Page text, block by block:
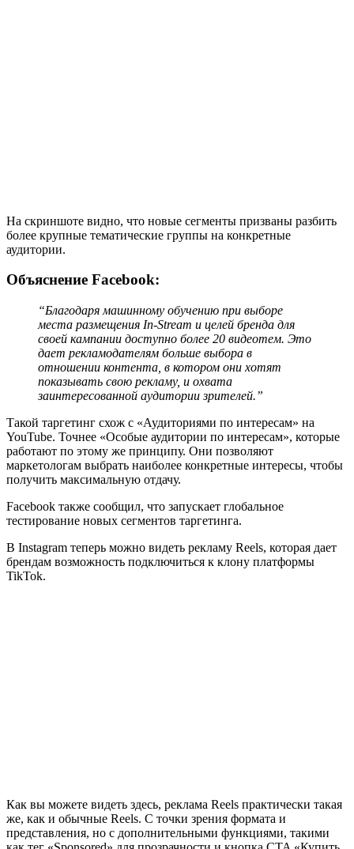
На скриншоте видно, что новые сегменты призваны разбить
более крупные тематические группы на конкретные
аудитории.
Объяснение Facebook:
“Благодаря машинному обучению при выборе
места размещения In-Stream и целей бренда для
своей кампании доступно более 20 видеотем. Это
дает рекламодателям больше выбора в
отношении контента, в котором они хотят
показывать свою рекламу, и охвата
заинтересованной аудитории зрителей.”
Такой таргетинг схож с «Аудиториями по интересам» на
YouTube. Точнее «Особые аудитории по интересам», которые
работают по этому же принципу. Они позволяют
маркетологам выбрать наиболее конкретные интересы, чтобы
получить максимальную отдачу.
Facebook также сообщил, что запускает глобальное
тестирование новых сегментов таргетинга.
В Instagram теперь можно видеть рекламу Reels, которая дает
брендам возможность подключиться к клону платформы
TikTok.
Как вы можете видеть здесь, реклама Reels практически такая
же, как и обычные Reels. С точки зрения формата и
представления, но с дополнительными функциями, такими